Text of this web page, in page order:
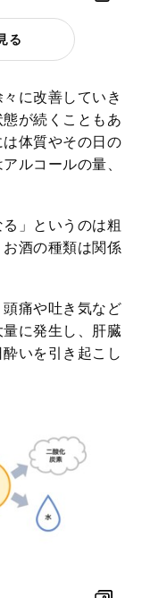
る
に改善していき
が続くこともあ
体質やその日の
ルコールの量、
」というのは粗
酒の種類は関係
痛や吐き気など
に発生し、肝臓
いを引き起こし